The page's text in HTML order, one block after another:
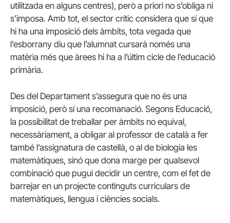
utilitzada en alguns centres), però a priori no s’obliga ni
s’imposa. Amb tot, el sector crític considera que sí que
hi ha una imposició dels àmbits, tota vegada que
l’esborrany diu que l’alumnat cursarà només una
matèria més que àrees hi ha a l’últim cicle de l’educació
primària.
Des del Departament s’assegura que no és una
imposició, però sí una recomanació. Segons Educació,
la possibilitat de treballar per àmbits no equival,
necessàriament, a obligar al professor de català a fer
també l’assignatura de castellà, o al de biologia les
matemàtiques, sinó que dona marge per qualsevol
combinació que pugui decidir un centre, com el fet de
barrejar en un projecte continguts curriculars de
matemàtiques, llengua i ciències socials.